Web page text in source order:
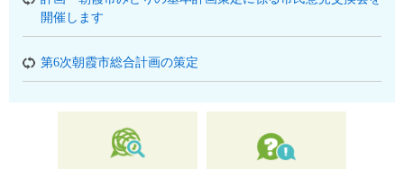
開催します
第6次朝霞市総合計画の策定